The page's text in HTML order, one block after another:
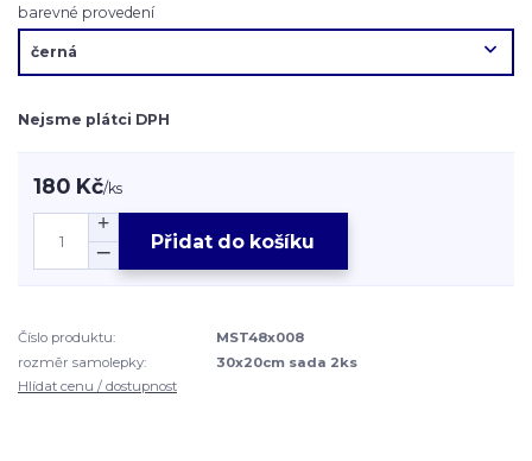
barevné provedení
Nejsme plátci DPH
180 Kč/ks
Přidat do košíku
Číslo produktu:
MST48x008
rozměr samolepky:
30x20cm sada 2ks
Hlídat cenu / dostupnost